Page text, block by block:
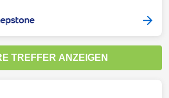
TREFFER ANZEIGEN